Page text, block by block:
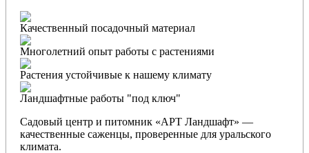
Качественный посадочный материал
Многолетний опыт работы с растениями
Растения устойчивые к нашему климату
Ландшафтные работы "под ключ"
Садовый центр и питомник «АРТ Ландшафт» —
качественные саженцы, проверенные для уральского
климата.